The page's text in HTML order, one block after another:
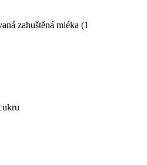
zahuštěná mléka (1